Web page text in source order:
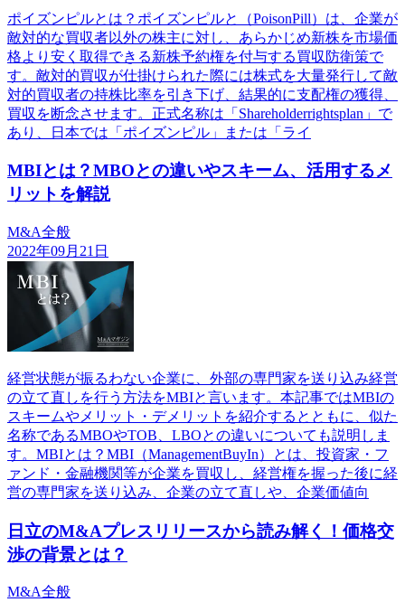
ポイズンピルとは？ポイズンピルと（PoisonPill）は、企業が
敵対的な買収者以外の株主に対し、あらかじめ新株を市場価
格より安く取得できる新株予約権を付与する買収防衛策で
す。敵対的買収が仕掛けられた際には株式を大量発行して敵
対的買収者の持株比率を引き下げ、結果的に支配権の獲得、
買収を断念させます。正式名称は「Shareholderrightsplan」で
あり、日本では「ポイズンピル」または「ライ
MBIとは？MBOとの違いやスキーム、活用するメ
リットを解説
M&A全般
2022年09月21日
経営状態が振るわない企業に、外部の専門家を送り込み経営
の立て直しを行う方法をMBIと言います。本記事ではMBIの
スキームやメリット・デメリットを紹介するとともに、似た
名称であるMBOやTOB、LBOとの違いについても説明しま
す。MBIとは？MBI（ManagementBuyIn）とは、投資家・フ
ァンド・金融機関等が企業を買収し、経営権を握った後に経
営の専門家を送り込み、企業の立て直しや、企業価値向
日立のM&Aプレスリリースから読み解く！価格交
渉の背景とは？
M&A全般